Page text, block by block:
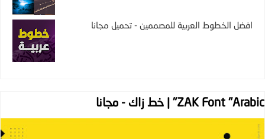
افضل الخطوط العربية للمصممين - تحميل مجانا
ZAK Font "Arabic" | خط زاك - مجانا